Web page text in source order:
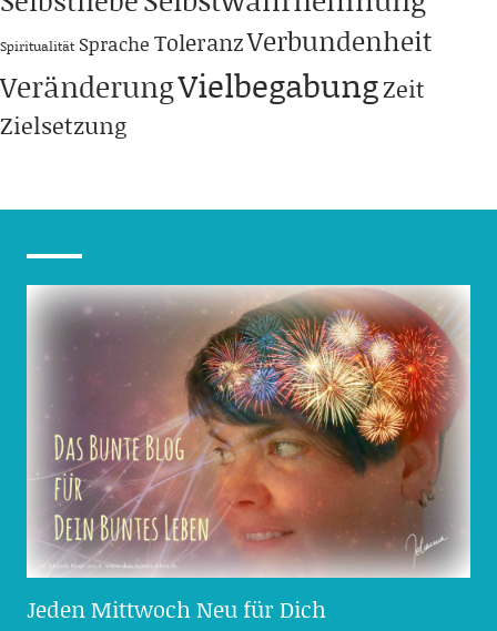
Spiritualität Sprache ToleranzVerbundenheit
VeränderungVielbegabungZeit
Zielsetzung
Jeden Mittwoch Neu für Dich